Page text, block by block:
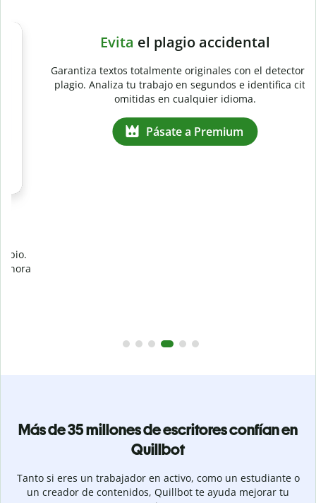
Slide 4 of 6
Garantiza textos totalmente originales con el detector de
plagio. Analiza tu trabajo en segundos e identifica citas
Más de 35 millones de escritores confían en
Quillbot
Tanto si eres un trabajador en activo, como un estudiante o
un creador de contenidos, Quillbot te ayuda mejorar tu